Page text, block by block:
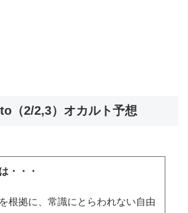
（2/2,3）オカルト予想
・・・
根拠に、常識にとらわれない自由